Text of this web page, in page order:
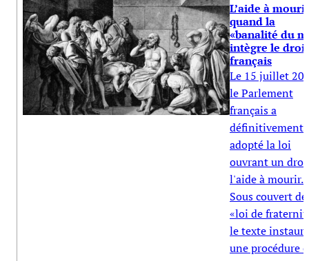
L’aide à
quand la
«banalité du
intègre le droit
français
Le 15 juillet
le Parlement
français a
définitivement
adopté la loi
ouvrant un
l'aide à mourir.
Sous couvert de
«loi de
le texte instaure
une procédure